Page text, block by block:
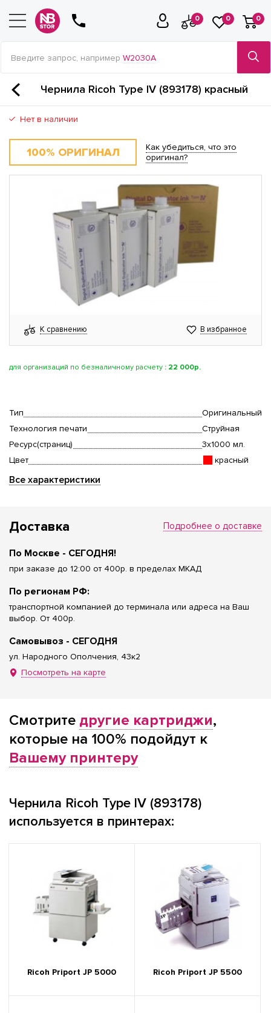
0 0 0
Введите запрос, например W2030A
Чернила Ricoh Type lV (893178) красный
Нет в наличии
100% ОРИГИНАЛ
Как убедиться, что это
оригинал?
К сравнению В избранное
для организаций по безналичному расчету : 22 000р.
Тип
Оригинальный
Технология печати
Струйная
Ресурс(страниц)
3x1000 мл.
Цвет
красный
Все характеристики
Доставка
По Москве - СЕГОДНЯ!
при заказе до 12:00 от 400р. в пределах МКАД
По регионам РФ:
транспортной компанией до терминала или адреса на Ваш
выбор. От 400р.
Самовывоз - СЕГОДНЯ
ул. Народного Ополчения, 43к2
Посмотреть на карте
Подробнее о доставке
Смотрите другие картриджи,
которые на 100% подойдут к
Вашему принтеру
Чернила Ricoh Type lV (893178)
используется в принтерах:
Ricoh Priport JP 5000 Ricoh Priport JP 5500